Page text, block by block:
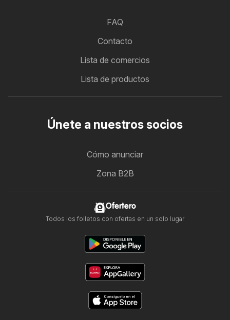
FAQ
Contacto
Lista de comercios
Lista de productos
Únete a nuestros socios
Cómo anunciar
Zona B2B
Ofertero
Todos los folletos con ofertas en un solo lugar